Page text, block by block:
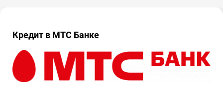
Кредит в МТС Банке